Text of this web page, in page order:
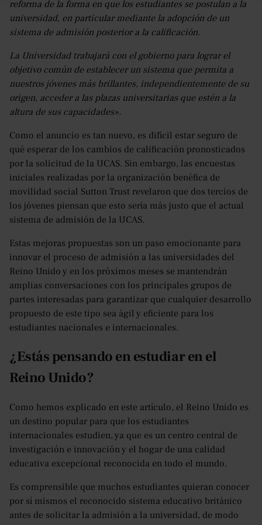
reforma de la forma en que los estudiantes se postulan a la
universidad, en particular mediante la adopción de un
sistema de admisión posterior a la calificación.
La Universidad trabajará con el gobierno para lograr el
objetivo común de establecer un sistema que permita a
nuestros jóvenes más brillantes, independientemente de su
origen, acceder a las plazas universitarias que estén a la
altura de sus capacidades».
Como el anuncio es tan nuevo, es difícil estar seguro de
qué esperar de los cambios de calificación pronosticados
por la solicitud de la UCAS. Sin embargo, las encuestas
iniciales realizadas por la organización benéfica de
movilidad social Sutton Trust revelaron que dos tercios de
los jóvenes piensan que esto sería más justo que el actual
sistema de admisión de la UCAS.
Estas mejoras propuestas son un paso emocionante para
innovar el proceso de admisión a las universidades del
Reino Unido y en los próximos meses se mantendrán
amplias conversaciones con los principales grupos de
partes interesadas para garantizar que cualquier desarrollo
propuesto de este tipo sea ágil y eficiente para los
estudiantes nacionales e internacionales.
¿Estás pensando en estudiar en el
Reino Unido?
Como hemos explicado en este artículo, el Reino Unido es
un destino popular para que los estudiantes
internacionales estudien, ya que es un centro central de
investigación e innovación y el hogar de una calidad
educativa excepcional reconocida en todo el mundo.
Es comprensible que muchos estudiantes quieran conocer
por sí mismos el reconocido sistema educativo británico
antes de solicitar la admisión a la universidad, de modo